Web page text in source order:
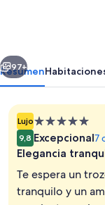
Caicos
Siguiente
97+
Resumen
LujoAlojamiento
de
5.0 estrellas
9,8 Excepcional7
Elegancia
Te espera un
tranquilo y un